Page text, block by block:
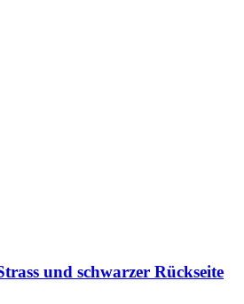
und schwarzer Rückseite